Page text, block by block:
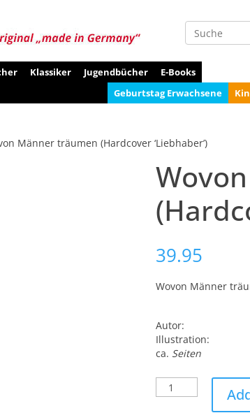
Suche
Klassiker Jugendbücher
E-Books
Geburtstag Erwachsene
Männer träumen (Hardcover ‘Liebhaber’)
39.95
Wovon Männer
Autor:
Illustration:
ca. Seiten
Wovon
Männer